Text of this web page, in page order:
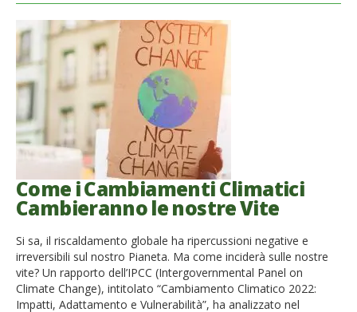
Come i Cambiamenti Climatici
Cambieranno le nostre Vite
Si sa, il riscaldamento globale ha ripercussioni negative e
irreversibili sul nostro Pianeta. Ma come inciderà sulle nostre
vite? Un rapporto dell’IPCC (Intergovernmental Panel on
Climate Change), intitolato “Cambiamento Climatico 2022:
Impatti, Adattamento e Vulnerabilità”, ha analizzato nel